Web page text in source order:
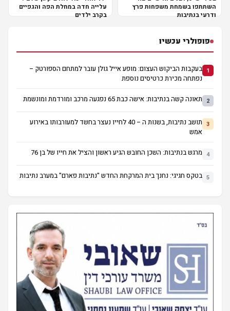
השתתפו בשמחת משפחות פרץ
ודרעי בנתיבות
עלייה חדה במחלת הפה והגפיים
בקרב ילדים
פופולרי עכשיו
1 בעקבות הביקוש העצום: מופע אייל גולן עובר למתחם הספורטק –
נפתחה מכירת כרטיסים נוספת
2 תאונה קשה בנתיבות: אישה כבת 65 נפגעה מרכב ומורדמת ומונשמת
3
תושב נתיבות, בשנות ה – 40 לחייו נעצר בחשד למעורבותו באירוע
אמש
4 מרגש בנתיבות: השכן החובש הגיע ראשון והציל את חייו של בן 76
5 בטקס חגיגי: נחנך בית המרקחת החדש "נתיבות פארם" במערב נתיבות